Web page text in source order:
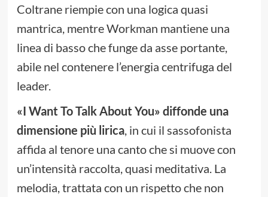
Coltrane riempie con una logica quasi
mantrica, mentre Workman mantiene una
linea di basso che funge da asse portante,
abile nel contenere l’energia centrifuga del
leader.
«I Want To Talk About You» diffonde una
dimensione più lirica, in cui il sassofonista
affida al tenore una canto che si muove con
un’intensità raccolta, quasi meditativa. La
melodia, trattata con un rispetto che non